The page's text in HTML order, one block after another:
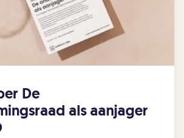
De
als aanjager